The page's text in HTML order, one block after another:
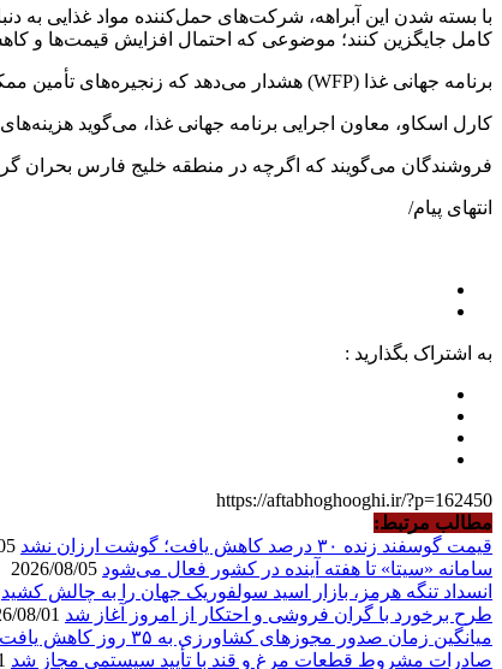
با بسته شدن این آبراهه، شرکت‌های حمل‌کننده مواد غذایی به
کامل جایگزین کنند؛ موضوعی که احتمال افزایش قیمت‌ها و
برنامه جهانی غذا (WFP) هشدار می‌دهد که زنجیره‌های تأمین ممکن است واقعاً در آستانه شدیدترین اختلال از زمان همه‌گیری کووید-۱۹ و آغاز جنگ تمام‌عیار اوکراین در سال ۲۰۲۲ باشند.
کارل اسکاو، معاون اجرایی برنامه جهانی غذا، می‌گوید
فروشندگان می‌گویند که اگرچه در منطقه خلیج فارس بحران
انتهای پیام/
به اشتراک بگذارید :
https://aftabhoghooghi.ir/?p=162450
مطالب مرتبط:
قیمت گوسفند زنده ۳۰ درصد کاهش یافت؛ گوشت ارزان نشد
سامانه «سیتا» تا هفته آینده در کشور فعال می‌شود
انسداد تنگه هرمز، بازار اسید سولفوریک جهان را به چالش کشید
طرح برخورد با گران فروشی و احتکار از امروز آغاز شد
میانگین زمان صدور مجوزهای کشاورزی به ۳۵ روز کاهش یافت
صادرات مشروط قطعات مرغ و قند با تأیید سیستمی مجاز شد